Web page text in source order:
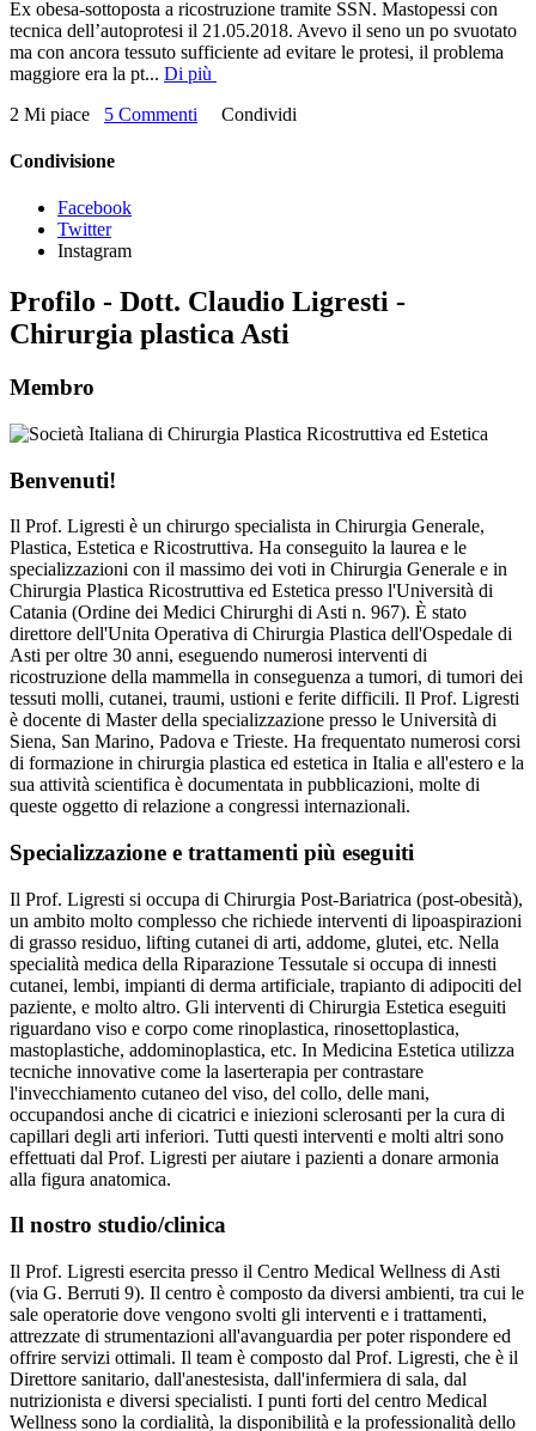
Ex obesa-sottoposta a ricostruzione tramite SSN. Mastopessi con
tecnica dell’autoprotesi il 21.05.2018. Avevo il seno un po svuotato
ma con ancora tessuto sufficiente ad evitare le protesi, il problema
maggiore era la pt... Di più
2 Mi piace 5 Commenti Condividi
Condivisione
Facebook
Twitter
Instagram
Profilo - Dott. Claudio Ligresti -
Chirurgia plastica Asti
Membro
Benvenuti!
Il Prof. Ligresti è un chirurgo specialista in Chirurgia Generale,
Plastica, Estetica e Ricostruttiva. Ha conseguito la laurea e le
specializzazioni con il massimo dei voti in Chirurgia Generale e in
Chirurgia Plastica Ricostruttiva ed Estetica presso l'Università di
Catania (Ordine dei Medici Chirurghi di Asti n. 967). È stato
direttore dell'Unita Operativa di Chirurgia Plastica dell'Ospedale di
Asti per oltre 30 anni, eseguendo numerosi interventi di
ricostruzione della mammella in conseguenza a tumori, di tumori dei
tessuti molli, cutanei, traumi, ustioni e ferite difficili. Il Prof. Ligresti
è docente di Master della specializzazione presso le Università di
Siena, San Marino, Padova e Trieste. Ha frequentato numerosi corsi
di formazione in chirurgia plastica ed estetica in Italia e all'estero e la
sua attività scientifica è documentata in pubblicazioni, molte di
queste oggetto di relazione a congressi internazionali.
Specializzazione e trattamenti più eseguiti
Il Prof. Ligresti si occupa di Chirurgia Post-Bariatrica (post-obesità),
un ambito molto complesso che richiede interventi di lipoaspirazioni
di grasso residuo, lifting cutanei di arti, addome, glutei, etc. Nella
specialità medica della Riparazione Tessutale si occupa di innesti
cutanei, lembi, impianti di derma artificiale, trapianto di adipociti del
paziente, e molto altro. Gli interventi di Chirurgia Estetica eseguiti
riguardano viso e corpo come rinoplastica, rinosettoplastica,
mastoplastiche, addominoplastica, etc. In Medicina Estetica utilizza
tecniche innovative come la laserterapia per contrastare
l'invecchiamento cutaneo del viso, del collo, delle mani,
occupandosi anche di cicatrici e iniezioni sclerosanti per la cura di
capillari degli arti inferiori. Tutti questi interventi e molti altri sono
effettuati dal Prof. Ligresti per aiutare i pazienti a donare armonia
alla figura anatomica.
Il nostro studio/clinica
Il Prof. Ligresti esercita presso il Centro Medical Wellness di Asti
(via G. Berruti 9). Il centro è composto da diversi ambienti, tra cui le
sale operatorie dove vengono svolti gli interventi e i trattamenti,
attrezzate di strumentazioni all'avanguardia per poter rispondere ed
offrire servizi ottimali. Il team è composto dal Prof. Ligresti, che è il
Direttore sanitario, dall'anestesista, dall'infermiera di sala, dal
nutrizionista e diversi specialisti. I punti forti del centro Medical
Wellness sono la cordialità, la disponibilità e la professionalità dello